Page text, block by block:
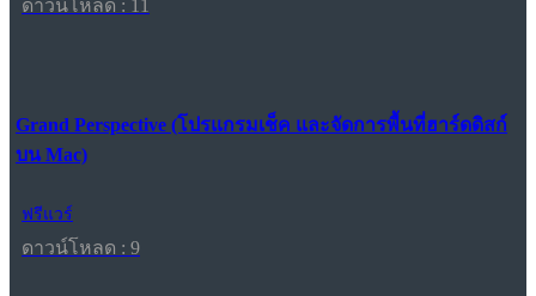
ดาวน์โหลด : 11
Grand Perspective (โปรแกรมเช็ค และจัดการพื้นที่ฮาร์ดดิสก์
บน Mac)
ฟรีแวร์
ดาวน์โหลด : 9